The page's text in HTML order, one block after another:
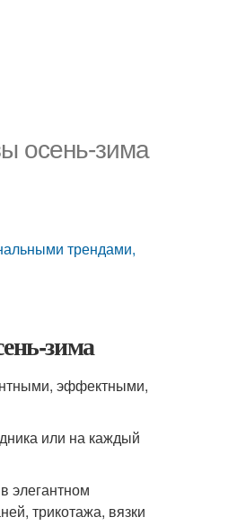
осень-зима
трендами,
зима
эффектными,
или на каждый
элегантном
трикотажа, вязки